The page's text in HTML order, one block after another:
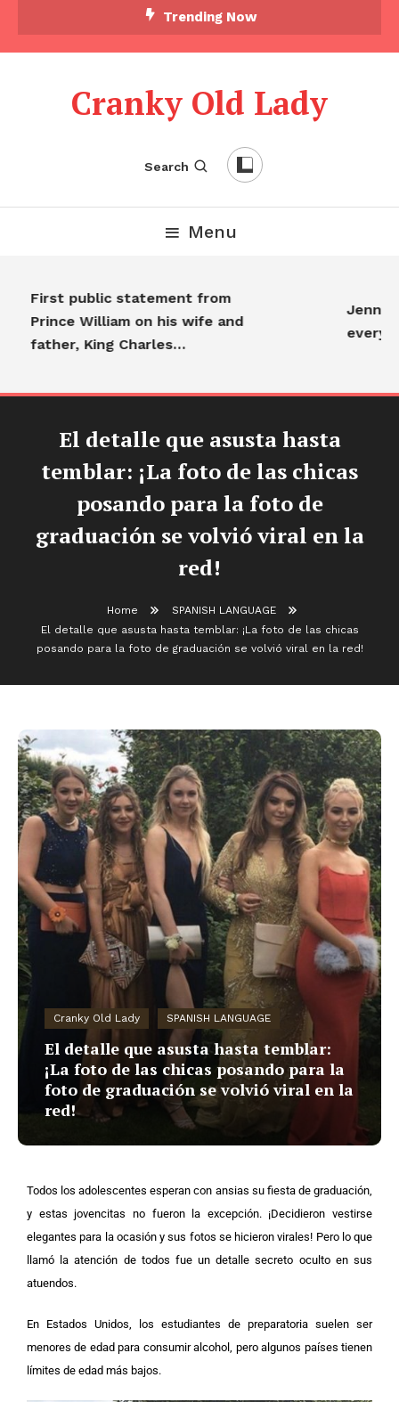
Trending Now
Cranky Old Lady
Search
Menu
First public statement from
Prince William on his wife and
father, King Charles…
El detalle que asusta hasta
temblar: ¡La foto de las chicas
posando para la foto de
graduación se volvió viral en la
red!
Home
SPANISH LANGUAGE
El detalle que asusta hasta temblar: ¡La foto de las chicas
posando para la foto de graduación se volvió viral en la red!
Cranky Old Lady SPANISH LANGUAGE
El detalle que asusta hasta temblar:
¡La foto de las chicas posando para la
foto de graduación se volvió viral en la
red!
Todos los adolescentes esperan con ansias su fiesta de graduación,
y estas jovencitas no fueron la excepción. ¡Decidieron vestirse
elegantes para la ocasión y sus fotos se hicieron virales! Pero lo que
llamó la atención de todos fue un detalle secreto oculto en sus
atuendos.
En Estados Unidos, los estudiantes de preparatoria suelen ser
menores de edad para consumir alcohol, pero algunos países tienen
límites de edad más bajos.